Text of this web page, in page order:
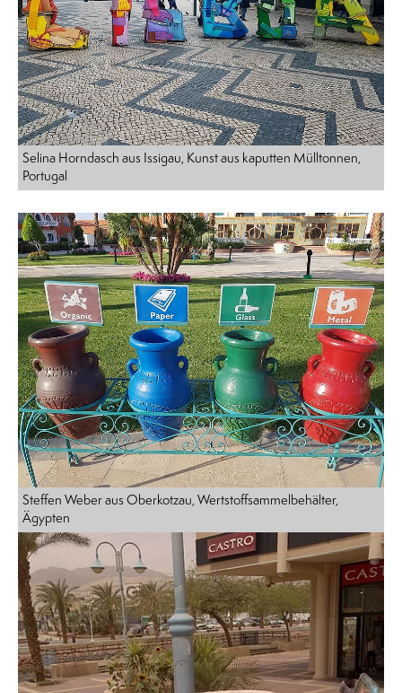
Selina Horndasch aus Issigau, Kunst aus kaputten Mülltonnen,
Portugal
Steffen Weber aus Oberkotzau, Wertstoffsammelbehälter,
Ägypten